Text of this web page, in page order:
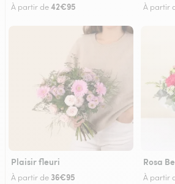
À partir de42€95 À partir
Plaisir fleuri
À partir de 36€95
Rosa
À partir